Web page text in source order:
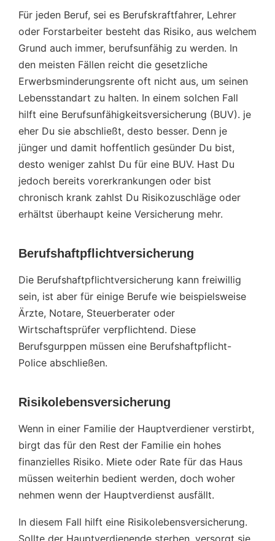
Für jeden Beruf, sei es Berufskraftfahrer, Lehrer
oder Forstarbeiter besteht das Risiko, aus welchem
Grund auch immer, berufsunfähig zu werden. In
den meisten Fällen reicht die gesetzliche
Erwerbsminderungsrente oft nicht aus, um seinen
Lebensstandart zu halten. In einem solchen Fall
hilft eine Berufsunfähigkeitsversicherung (BUV). je
eher Du sie abschließt, desto besser. Denn je
jünger und damit hoffentlich gesünder Du bist,
desto weniger zahlst Du für eine BUV. Hast Du
jedoch bereits vorerkrankungen oder bist
chronisch krank zahlst Du Risikozuschläge oder
erhältst überhaupt keine Versicherung mehr.
Berufshaftpflichtversicherung
Die Berufshaftpflichtversicherung kann freiwillig
sein, ist aber für einige Berufe wie beispielsweise
Ärzte, Notare, Steuerberater oder
Wirtschaftsprüfer verpflichtend. Diese
Berufsgurppen müssen eine Berufshaftpflicht-
Police abschließen.
Risikolebensversicherung
Wenn in einer Familie der Hauptverdiener verstirbt,
birgt das für den Rest der Familie ein hohes
finanzielles Risiko. Miete oder Rate für das Haus
müssen weiterhin bedient werden, doch woher
nehmen wenn der Hauptverdienst ausfällt.
In diesem Fall hilft eine Risikolebensversicherung.